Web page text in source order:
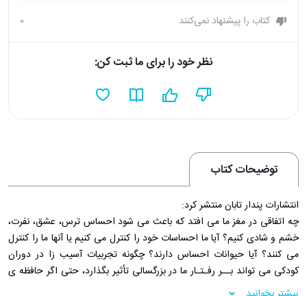
کتاب را پیشنهاد نمی‌کنند 0
نظر خود را برای ما ثبت کن:
توضیحات کتاب
انتشارات پندار تابان منتشر کرد:
چه اتفاقی در مغز ما می افتد که باعث می شود احساس ترس، عشق، نفرت،
خشم و شادی کنیم؟ آیا ما احساسات خود را کنترل می کنیم یا آنها ما را کنترل
می کنند؟ آیا حیوانات احساس دارند؟ چگونه تجربیات آسیب زا در دوران
کودکی می تواند بــر رفـتـار ما در بزرگسالی تأثیر بگذارد، حتی اگر حافظه ی